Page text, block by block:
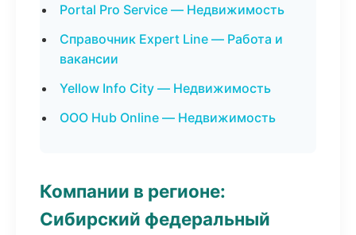
Portal Pro Service — Недвижимость
Справочник Expert Line — Работа и
вакансии
Yellow Info City — Недвижимость
ООО Hub Online — Недвижимость
Компании в регионе:
Сибирский федеральный